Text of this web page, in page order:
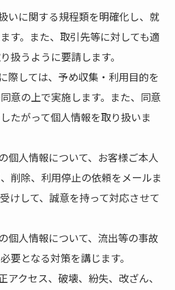
いに関する規程類を明確化し、就
す。また、取引先等に対しても適
扱うように要請します。
際しては、予め収集・利用目的を
意の上で実施します。また、同意
たがって個人情報を取り扱いま
個人情報について、お客様ご本人
削除、利用停止の依頼をメールま
けして、誠意を持って対応させて
個人情報について、流出等の事故
要となる対策を講じます。
アクセス、破壊、紛失、改ざん、